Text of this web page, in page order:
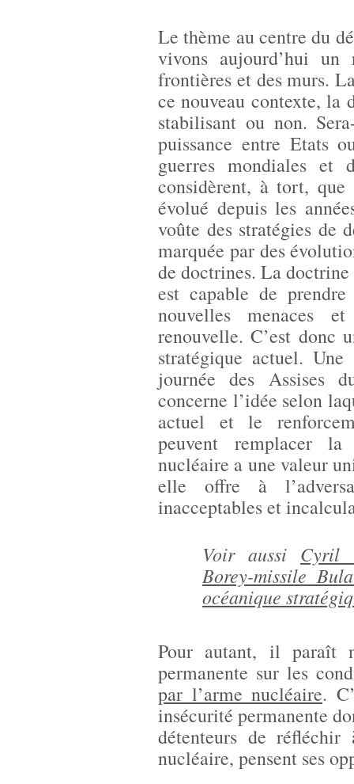
Le thème au centre du
vivons aujourd’hui
frontières et des murs.
ce nouveau contexte, la
stabilisant ou non.
puissance entre Etats
guerres mondiales et
considèrent, à tort,
évolué depuis les
voûte des stratégies de
marquée par des
de doctrines. La doctrine
est capable de
nouvelles menaces
renouvelle. C’est donc
stratégique actuel.
journée des Assises
concerne l’idée selon
actuel et le
peuvent remplacer la
nucléaire a une valeur
elle offre à
inacceptables et
Voir aussi Cyril
Borey-missile
océanique
Pour autant, il paraît
permanente sur les
par l’arme nucléaire.
insécurité permanente
détenteurs de
nucléaire, pensent ses